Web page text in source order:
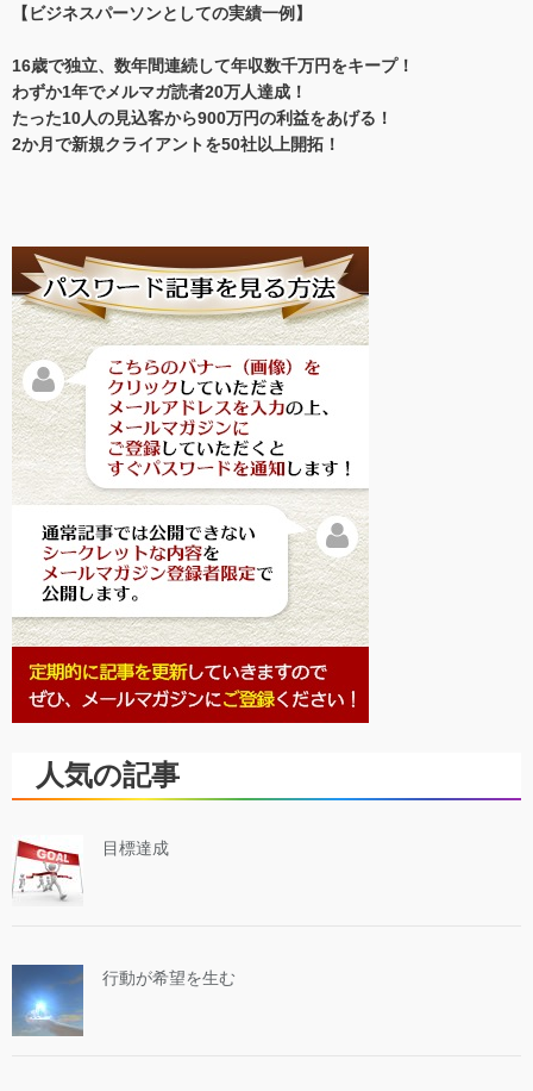
【ビジネスパーソンとしての実績一例】
16歳で独立、数年間連続して年収数千万円をキープ！
わずか1年でメルマガ読者20万人達成！
たった10人の見込客から900万円の利益をあげる！
2か月で新規クライアントを50社以上開拓！
人気の記事
目標達成
行動が希望を生む